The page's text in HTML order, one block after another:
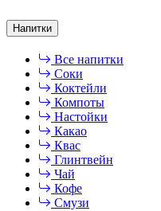
Напитки
Все напитки
Соки
Коктейли
Компоты
Настойки
Какао
Квас
Глинтвейн
Чай
Кофе
Смузи